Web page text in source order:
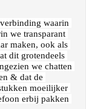
waarin
we transparant
maken, ook als
dit grotendeels
we chatten
& dat de
moeilijker
erbij pakken